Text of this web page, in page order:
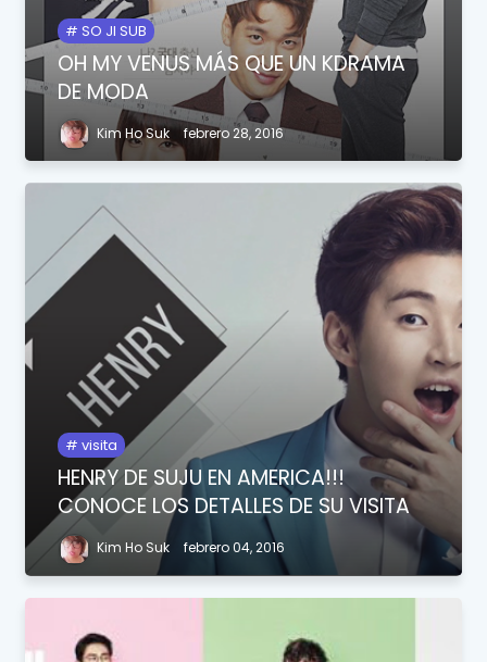
SO JI SUB
OH MY VENUS MÁS QUE UN KDRAMA
DE MODA
Kim Ho Suk febrero 28, 2016
visita
HENRY DE SUJU EN AMERICA!!!
CONOCE LOS DETALLES DE SU VISITA
Kim Ho Suk febrero 04, 2016